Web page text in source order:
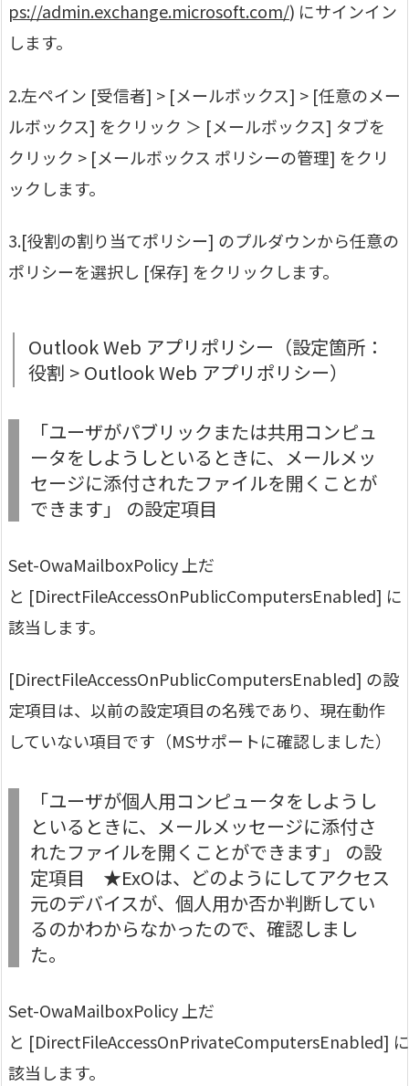
ps://admin.exchange.microsoft.com/) にサインイン
します。
2.左ペイン [受信者] > [メールボックス] > [任意のメー
ルボックス] をクリック ＞ [メールボックス] タブを
クリック > [メールボックス ポリシーの管理] をクリ
ックします。
3.[役割の割り当てポリシー] のプルダウンから任意の
ポリシーを選択し [保存] をクリックします。
Outlook Web アプリポリシー（設定箇所：
役割 > Outlook Web アプリポリシー）
「ユーザがパブリックまたは共用コンピュ
ータをしようしといるときに、メールメッ
セージに添付されたファイルを開くことが
できます」 の設定項目
Set-OwaMailboxPolicy 上だ
と [DirectFileAccessOnPublicComputersEnabled] に
該当します。
[DirectFileAccessOnPublicComputersEnabled] の設
定項目は、以前の設定項目の名残であり、現在動作
していない項目です（MSサポートに確認しました）
「ユーザが個人用コンピュータをしようし
といるときに、メールメッセージに添付さ
れたファイルを開くことができます」 の設
定項目 ★ExOは、どのようにしてアクセス
元のデバイスが、個人用か否か判断してい
るのかわからなかったので、確認しまし
た。
Set-OwaMailboxPolicy 上だ
と [DirectFileAccessOnPrivateComputersEnabled] に
該当します。